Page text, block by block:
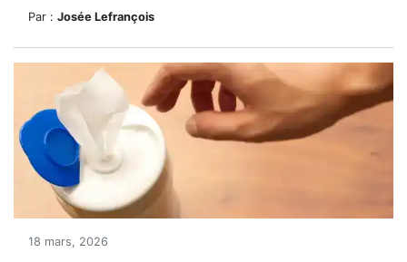
Par : Josée Lefrançois
18 mars, 2026